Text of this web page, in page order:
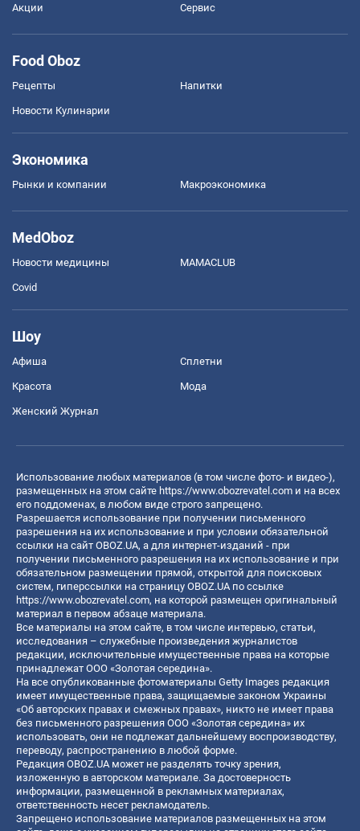
Акции Сервис
Food Oboz
Рецепты Напитки
Новости Кулинарии
Экономика
Рынки и компании Mакроэкономика
MedOboz
Новости медицины MAMACLUB
Covid
Шоу
Афиша Сплетни
Красота Мода
Женский Журнал
Использование любых материалов (в том числе фото- и видео-),
размещенных на этом сайте https://www.obozrevatel.com и на всех
его поддоменах, в любом виде строго запрещено.
Разрешается использование при получении письменного
разрешения на их использование и при условии обязательной
ссылки на сайт OBOZ.UA, а для интернет-изданий - при
получении письменного разрешения на их использование и при
обязательном размещении прямой, открытой для поисковых
систем, гиперссылки на страницу OBOZ.UA по ссылке
https://www.obozrevatel.com, на которой размещен оригинальный
материал в первом абзаце материала.
Все материалы на этом сайте, в том числе интервью, статьи,
исследования – служебные произведения журналистов
редакции, исключительные имущественные права на которые
принадлежат ООО «Золотая середина».
На все опубликованные фотоматериалы Getty Images редакция
имеет имущественные права, защищаемые законом Украины
«Об авторских правах и смежных правах», никто не имеет права
без письменного разрешения ООО «Золотая середина» их
использовать, они не подлежат дальнейшему воспроизводству,
переводу, распространению в любой форме.
Редакция OBOZ.UA может не разделять точку зрения,
изложенную в авторском материале. За достоверность
информации, размещенной в рекламных материалах,
ответственность несет рекламодатель.
Запрещено использование материалов размещенных на этом